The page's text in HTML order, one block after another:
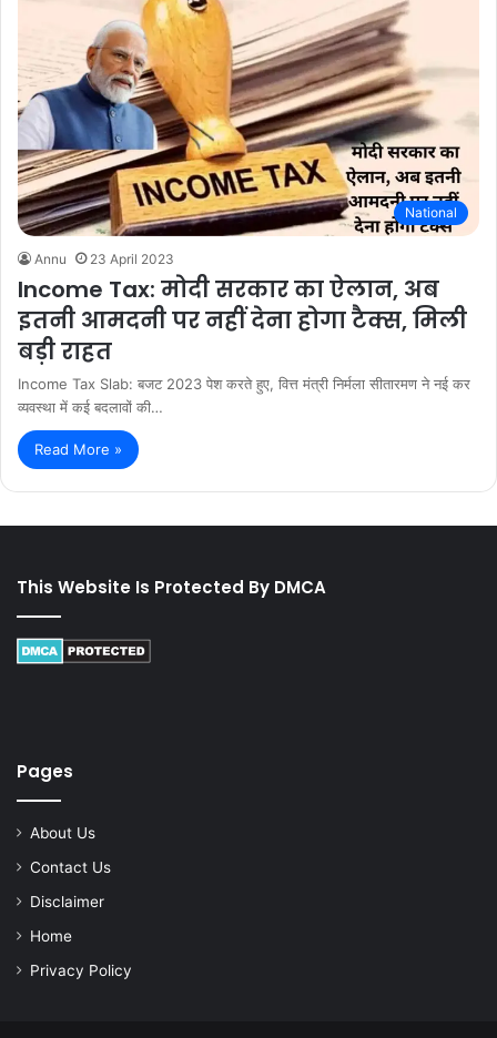
National
Annu 23 April 2023
Income Tax: मोदी सरकार का ऐलान, अब
इतनी आमदनी पर नहीं देना होगा टैक्स, मिली
बड़ी राहत
Income Tax Slab: बजट 2023 पेश करते हुए, वित्त मंत्री निर्मला सीतारमण ने नई कर
व्यवस्था में कई बदलावों की…
Read More »
This Website Is Protected By DMCA
Pages
About Us
Contact Us
Disclaimer
Home
Privacy Policy